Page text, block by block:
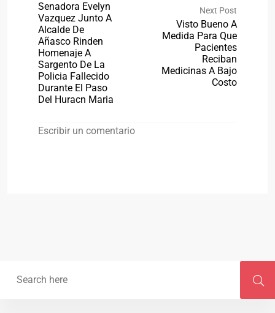
Senadora Evelyn
Vazquez Junto A
Alcalde De
Añasco Rinden
Homenaje A
Sargento De La
Policia Fallecido
Durante El Paso
Del Huracn Maria
Next Post
Visto Bueno A
Medida Para Que
Pacientes
Reciban
Medicinas A Bajo
Costo
Escribir un comentario